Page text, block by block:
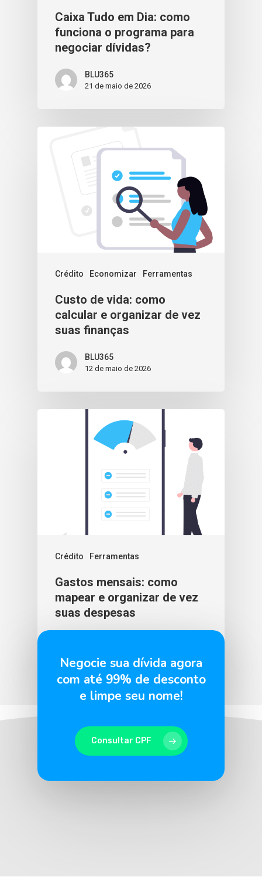
Caixa Tudo em Dia: como
funciona o programa para
negociar dívidas?
BLU365
21 de maio de 2026
Crédito Economizar Ferramentas
Custo de vida: como
calcular e organizar de vez
suas finanças
BLU365
12 de maio de 2026
Crédito Ferramentas
Gastos mensais: como
mapear e organizar de vez
suas despesas
Negocie sua dívida agora
com até 99% de desconto
e limpe seu nome!
Consultar CPF